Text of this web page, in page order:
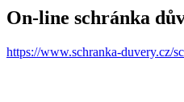
On-line schránka
https://www.schranka-duvery.cz/